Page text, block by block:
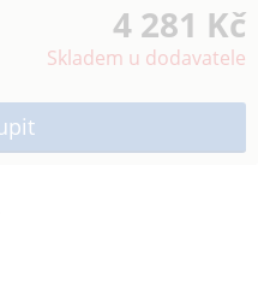
4 281 Kč
Skladem u dodavatele